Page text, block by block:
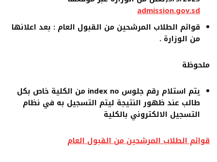
admission.gov.sd
قوائم الطلاب المرشحين من القبول العام : بعد اعلانها
من الوزارة .
ملحوظة
يتم استلام رقم جلوس index no من الكلية خاص بكل
طالب عند ظهور النتيجة ليتم التسجيل به في نظام
التسجيل الالكتروني بالكلية
قوائم الطلاب المرشحين من القبول العام